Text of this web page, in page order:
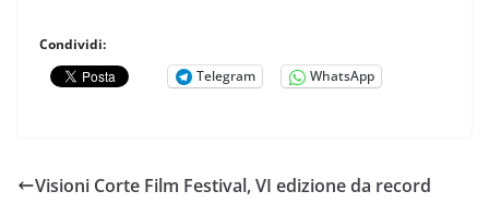
Condividi:
Telegram
WhatsApp
Visioni Corte Film Festival, VI edizione da record